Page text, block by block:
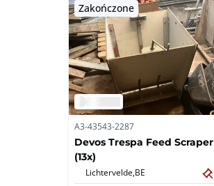
Zakończone
A3-43543-2287
Devos Trespa Feed Scraper
(13x)
Lichtervelde, BE